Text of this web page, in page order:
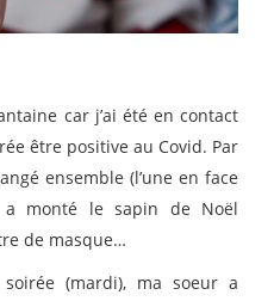
car j’ai été en contact
être positive au Covid. Par
ensemble (l’une en face
a monté le sapin de Noël
de masque…
(mardi), ma soeur a